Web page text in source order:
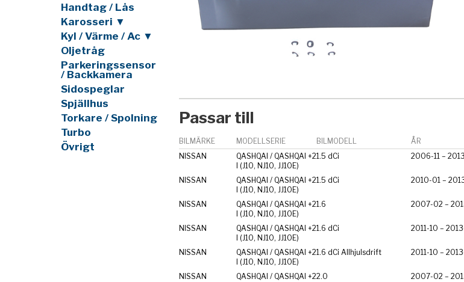
Handtag / Lås
Karosseri ▼
Kyl / Värme / Ac ▼
Oljetråg
Parkeringssensor
/ Backkamera
Sidospeglar
Spjällhus
Torkare / Spolning
Turbo
Övrigt
Passar till
BILMÄRKE MODELLSERIE BILMODELL ÅR
NISSAN
QASHQAI / QASHQAI +2
I (J10, NJ10, JJ10E)
1.5 dCi 2006-11 –
NISSAN
QASHQAI / QASHQAI +2
I (J10, NJ10, JJ10E)
1.5 dCi 2010-01 –
NISSAN
QASHQAI / QASHQAI +2
I (J10, NJ10, JJ10E)
1.6 2007-02 –
NISSAN
QASHQAI / QASHQAI +2
I (J10, NJ10, JJ10E)
1.6 dCi 2011-10 –
NISSAN
QASHQAI / QASHQAI +2
I (J10, NJ10, JJ10E)
1.6 dCi Allhjulsdrift 2011-10 –
NISSAN
QASHQAI / QASHQAI +22.0 2007-02 –